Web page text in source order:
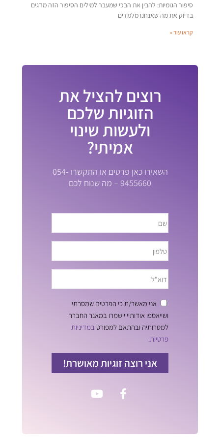
סיפור הגומיות: להבין את הבכי שמעבר למילים הסיפור הזה מדגים
בדיוק את מה שאנחנו מלמדים
קראו עוד »
רוצים להציל את
הזוגיות שלכם
ולעשות שינוי
אמיתי?
השאירו כאן פרטים או התקשרו 054-
9455660 – מה שנוח לכם
אני מאשר/ת כי הפרטים שמסרתי
ושייאספו אודותיי יישמרו במאגר החברה
למטרותיה ובהתאם למפורט במדיניות
פרטיות.
אני רוצה זוגיות מאושרת!